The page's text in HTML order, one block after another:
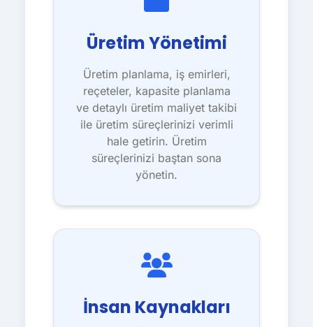
Üretim Yönetimi
Üretim planlama, iş emirleri,
reçeteler, kapasite planlama
ve detaylı üretim maliyet takibi
ile üretim süreçlerinizi verimli
hale getirin. Üretim
süreçlerinizi baştan sona
yönetin.
İnsan Kaynakları